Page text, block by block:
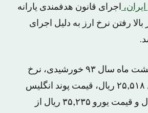
اجرای قانون هدفمندی یارانه
رفتن نرخ ارز به دلیل اجرای
در روز دهم اردیبهشت ماه سال ۹۳ خورشیدی، نرخ
دلار آمریکا معادل ۲۵,۵۱۸ ریال، قیمت پوند انگلیس
معادل ۴۲,۹۴۴ ریال و قیمت یورو ۳۵,۲۳۵ ریال از